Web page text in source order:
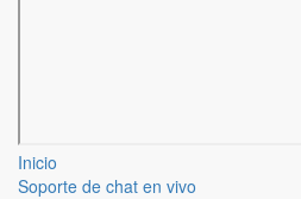
Inicio
Soporte de chat en vivo